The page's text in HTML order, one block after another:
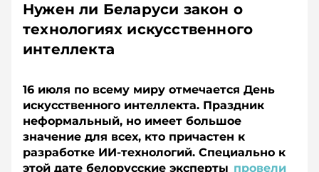
Нужен ли Беларуси закон о
технологиях искусственного
интеллекта
16 июля по всему миру отмечается День
искусственного интеллекта. Праздник
неформальный, но имеет большое
значение для всех, кто причастен к
разработке ИИ-технологий. Специально к
этой дате белорусские эксперты провели